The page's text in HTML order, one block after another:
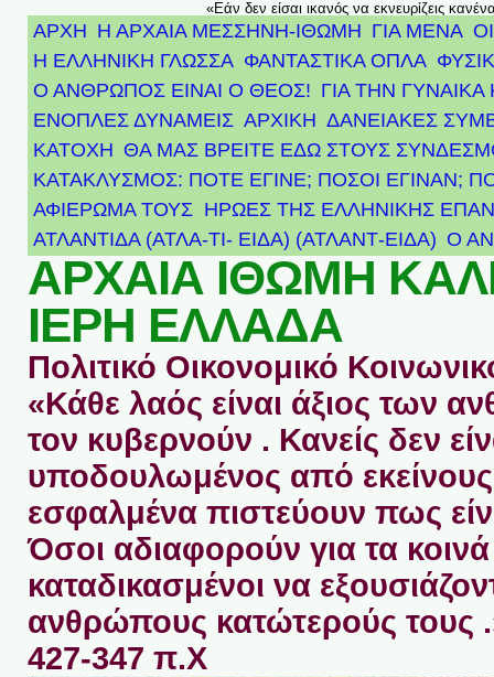
«Εάν δεν είσαι ικανός να εκνευρίζεις
ΑΡΧΗ Η ΑΡΧΑΙΑ ΜΕΣΣΗΝΗ-ΙΘΩΜΗ ΓΙΑ ΜΕΝΑ
Η ΕΛΛΗΝΙΚΗ ΓΛΩΣΣΑ ΦΑΝΤΑΣΤΙΚΑ ΟΠΛΑ
Ο ΑΝΘΡΩΠΟΣ ΕΙΝΑΙ Ο ΘΕΟΣ! ΓΙΑ ΤΗΝ ΓΥΝΑΙΚΑ
ΕΝΟΠΛΕΣ ΔΥΝΑΜΕΙΣ ΑΡΧΙΚΉ ΔΑΝΕΙΑΚΕΣ
ΚΑΤΟΧΗ ΘΑ ΜΑΣ ΒΡΕΙΤΕ ΕΔΩ ΣΤΟΥΣ
ΚΑΤΑΚΛΥΣΜΟΣ: ΠΟΤΕ ΕΓΙΝΕ; ΠΟΣΟΙ ΕΓΙΝΑΝ;
ΑΦΙΈΡΩΜΑ ΤΟΥΣ ΉΡΩΕΣ ΤΗΣ ΕΛΛΗΝΙΚΉΣ
ΑΤΛΑΝΤΊΔΑ (ΑΤΛΑ-ΤΙ- ΕΙΔΑ) (ΑΤΛΑΝΤ-ΕΙΔΑ) Ο
ΑΡΧΑΙΑ ΙΘΩΜΗ
ΙΕΡΗ ΕΛΛΑΔΑ
Πολιτικό Οικονομικό
«Κάθε λαός είναι άξιος των
τον κυβερνούν . Κανείς δεν
υποδουλωμένος από
εσφαλμένα πιστεύουν πως
Όσοι αδιαφορούν για τα κοινά
καταδικασμένοι να
ανθρώπους κατώτερούς τους
427-347 π.Χ